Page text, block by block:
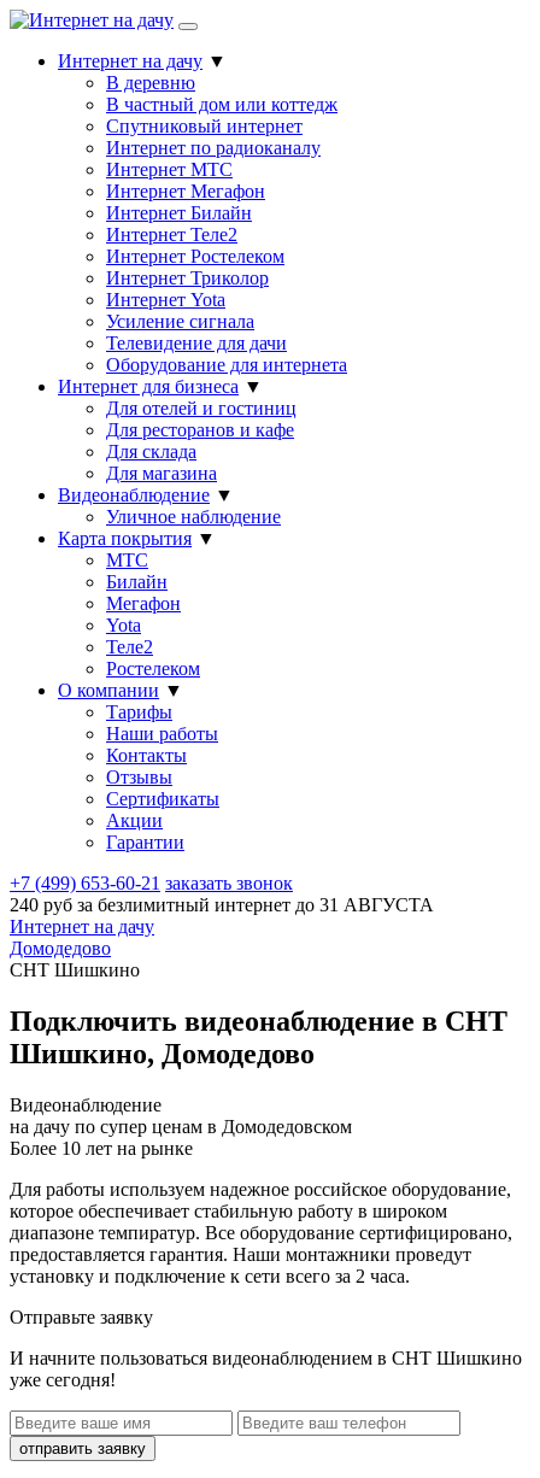
Интернет на дачу ▼
В деревню
В частный дом или коттедж
Спутниковый интернет
Интернет по радиоканалу
Интернет МТС
Интернет Мегафон
Интернет Билайн
Интернет Теле2
Интернет Ростелеком
Интернет Триколор
Интернет Yota
Усиление сигнала
Телевидение для дачи
Оборудование для интернета
Интернет для бизнеса ▼
Для отелей и гостиниц
Для ресторанов и кафе
Для склада
Для магазина
Видеонаблюдение ▼
Уличное наблюдение
Карта покрытия ▼
МТС
Билайн
Мегафон
Yota
Теле2
Ростелеком
О компании ▼
Тарифы
Наши работы
Контакты
Отзывы
Сертификаты
Акции
Гарантии
+7 (499) 653-60-21 заказать звонок
240 руб за безлимитный интернет до 31 АВГУСТА
Интернет на дачу
Домодедово
СНТ Шишкино
Подключить видеонаблюдение в СНТ
Шишкино, Домодедово
Видеонаблюдение
на дачу по супер ценам в Домодедовском
Более 10 лет на рынке
Для работы используем надежное российское оборудование,
которое обеспечивает стабильную работу в широком
диапазоне темпиратур. Все оборудование сертифицировано,
предоставляется гарантия. Наши монтажники проведут
установку и подключение к сети всего за 2 часа.
Отправьте заявку
И начните пользоваться видеонаблюдением в СНТ Шишкино
уже сегодня!
отправить заявку